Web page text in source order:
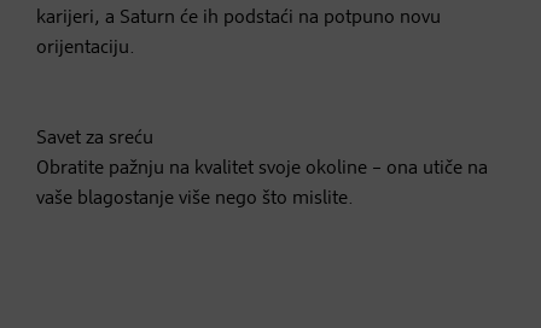
karijeri, a Saturn će ih podstaći na potpuno novu
orijentaciju.
Savet za sreću
Obratite pažnju na kvalitet svoje okoline – ona utiče na
vaše blagostanje više nego što mislite.